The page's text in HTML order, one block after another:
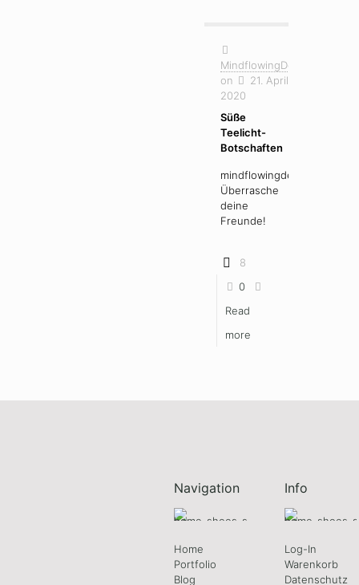
MindflowingDesign
on
21. April
2020
Süße
Teelicht-
Botschaften
mindflowingdesign
Überrasche
deine
Freunde!
8
0
Read
more
Navigation
Home
Portfolio
Blog
Info
Log-In
Warenkorb
Datenschutz